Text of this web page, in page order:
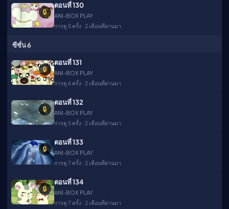
🔒
ตอนที่ 130
ANI-BOX PLAY
การดู 5 ครั้ง · 2 เดือนที่ผ่านมา
ซีซั่น 6
🔒
ตอนที่ 131
ANI-BOX PLAY
การดู 6 ครั้ง · 2 เดือนที่ผ่านมา
🔒
ตอนที่ 132
ANI-BOX PLAY
การดู 5 ครั้ง · 2 เดือนที่ผ่านมา
🔒
ตอนที่ 133
ANI-BOX PLAY
การดู 7 ครั้ง · 2 เดือนที่ผ่านมา
🔒
ตอนที่ 134
ANI-BOX PLAY
การดู 7 ครั้ง · 2 เดือนที่ผ่านมา